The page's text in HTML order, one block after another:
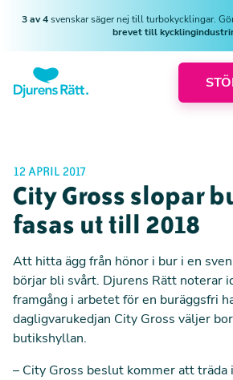
3 av 4svenskar säger nej till turbokycklingar.
brevet till
12 APRIL 2017
City Gross slopar
fasas ut till 2018
Att hitta ägg från hönor i bur i en
börjar bli svårt. Djurens Rätt noterar
framgång i arbetet för en buräggsfri
dagligvarukedjan City Gross väljer
butikshyllan.
– City Gross beslut kommer att